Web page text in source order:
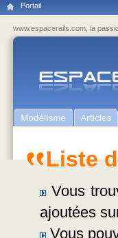
Portail
www.espacerails.com, la
Liste
Vous
ajoutées
Vous